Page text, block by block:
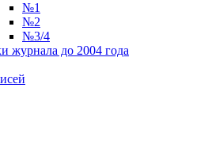
№1
№2
№3/4
журнала до 2004 года